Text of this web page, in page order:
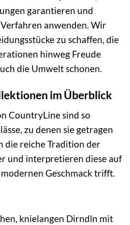
garantieren und
anwenden. Wir
zu schaffen, die
hinweg Freude
die Umwelt schonen.
im Überblick
CountryLine sind so
zu denen sie getragen
die reiche Tradition der
und interpretieren diese auf
Geschmack trifft.
knielangen Dirndln mit